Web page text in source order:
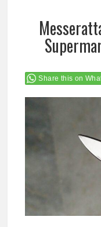
Share this on